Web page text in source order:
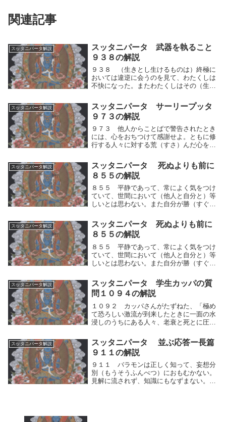
関連記事
スッタニパータ解説
スッタニパータ 武器を執ること
９３８の解説
９３８ （生きとし生けるものは）終極に
おいては違逆に会うのを見て、わたくしは
不快になった。またわたくしはその（生け
が潜（ひそ）んでいるのを見た。生きとし
生けるものは終極＝死に直面した際におい
ては違逆＝逆...
スッタニパータ解説
スッタニパータ サーリープッタ
９７３の解説
９７３ 他人からことばで警告されたとき
には、心をおちつけて感謝せよ。ともに修
行する人々に対する荒（すさ）んだ心を断
しくないことばを発してはならない。人々
をそしることを思ってはならぬ。他人から
ことばで警告...
スッタニパータ解説
スッタニパータ 死ぬよりも前に
８５５の解説
８５５ 平静であって、常によく気をつけ
ていて、世間において（他人と自分と）等
しいとは思わない。また自分が勝（すぐ）
っているとも思わない。かれには煩悩（ぼ
んのう）の燃え盛（さか）ることがない心
の運動は平静...
スッタニパータ解説
スッタニパータ 死ぬよりも前に
８５５の解説
８５５ 平静であって、常によく気をつけ
ていて、世間において（他人と自分と）等
しいとは思わない。また自分が勝（すぐ）
っているとも思わない。かれには煩悩（ぼ
んのう）の燃え盛（さか）ることがない。
修行者は、常...
スッタニパータ解説
スッタニパータ 学生カッパの質
問１０９４の解説
１０９２ カッパさんがたずねた、「極め
て恐ろしい激流が到来したときに一面の水
浸しのうちにある人々、老衰と死とに圧倒
所、よりどころ）を説いてください。あな
たは、この（苦しみ）がまたと起らないよ
うな洲（避難...
スッタニパータ解説
スッタニパータ 並ぶ応答ー長篇
９１１の解説
９１１ バラモンは正しく知って、妄想分
別（もうそうふんべつ）におもむかない。
見解に流されず、知識にもなずまない。か